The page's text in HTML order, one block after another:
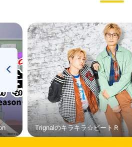
Trignalのキラキラ☆ビートＲ